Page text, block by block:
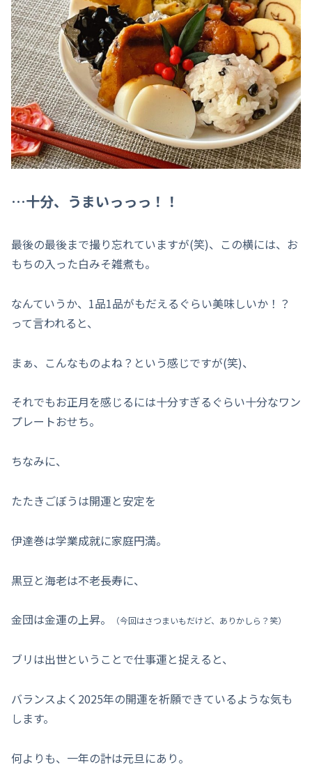
…十分、うまいっっっ！！
最後の最後まで撮り忘れていますが(笑)、この横には、お
もちの入った白みそ雑煮も。
なんていうか、1品1品がもだえるぐらい美味しいか！？
って言われると、
まぁ、こんなものよね？という感じですが(笑)、
それでもお正月を感じるには十分すぎるぐらい十分なワン
プレートおせち。
ちなみに、
たたきごぼうは開運と安定を
伊達巻は学業成就に家庭円満。
黒豆と海老は不老長寿に、
金団は金運の上昇。 （今回はさつまいもだけど、ありかしら？笑）
ブリは出世ということで仕事運と捉えると、
バランスよく2025年の開運を祈願できているような気も
します。
何よりも、一年の計は元旦にあり。